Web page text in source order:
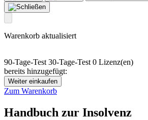
Warenkorb aktualisiert
90-Tage-Test 30-Tage-Test 0 Lizenz(en)
bereits hinzugefügt:
Weiter einkaufen
Zum Warenkorb
Handbuch zur Insolvenz